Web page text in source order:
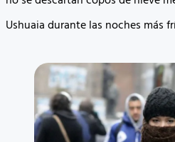
Ushuaia durante las noches más